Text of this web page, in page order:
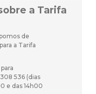
a Tarifa
de
a Tarifa
536 (dias
e das 14h00